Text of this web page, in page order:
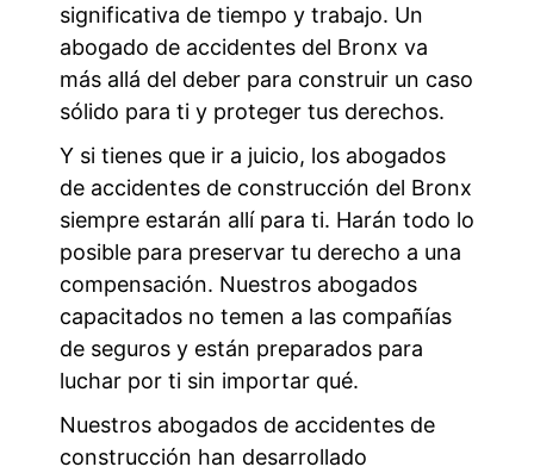
significativa de tiempo y trabajo. Un
abogado de accidentes del Bronx va
más allá del deber para construir un caso
sólido para ti y proteger tus derechos.
Y si tienes que ir a juicio, los abogados
de accidentes de construcción del Bronx
siempre estarán allí para ti. Harán todo lo
posible para preservar tu derecho a una
compensación. Nuestros abogados
capacitados no temen a las compañías
de seguros y están preparados para
luchar por ti sin importar qué.
Nuestros abogados de accidentes de
construcción han desarrollado